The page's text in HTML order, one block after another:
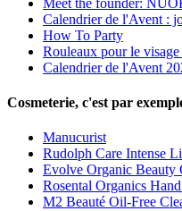
Calendrier de l'Avent :
How To Party
Rouleaux pour le
Calendrier de l'Avent
Cosmeterie, c'est par
Manucurist
Rudolph Care Intense
Evolve Organic Beauty
Rosental Organics
M2 Beauté Oil-Free